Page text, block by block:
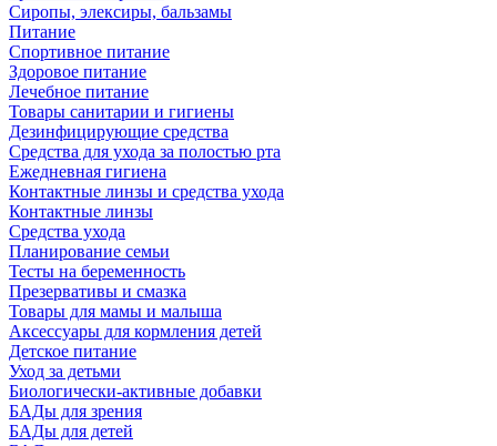
Сиропы, элексиры, бальзамы
Питание
Спортивное питание
Здоровое питание
Лечебное питание
Товары санитарии и гигиены
Дезинфицирующие средства
Средства для ухода за полостью рта
Ежедневная гигиена
Контактные линзы и средства ухода
Контактные линзы
Средства ухода
Планирование семьи
Тесты на беременность
Презервативы и смазка
Товары для мамы и малыша
Аксессуары для кормления детей
Детское питание
Уход за детьми
Биологически-активные добавки
БАДы для зрения
БАДы для детей